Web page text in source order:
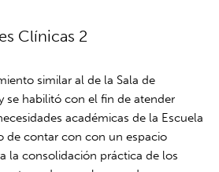
Clínicas 2
similar al de la Sala de
se habilitó con el fin de atender
académicas de la Escuela
de contar con con un espacio
la consolidación práctica de los